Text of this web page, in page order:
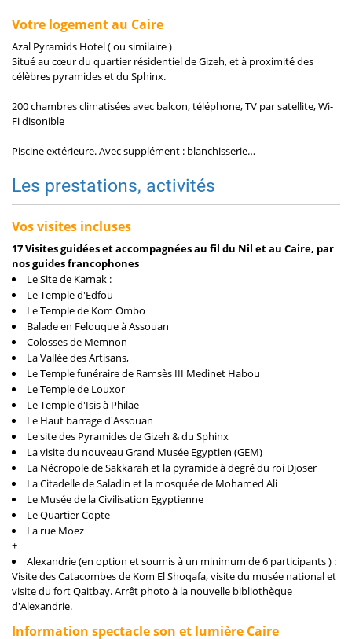
Votre logement au Caire
Azal Pyramids Hotel ( ou similaire )
Situé au cœur du quartier résidentiel de Gizeh, et à proximité des
célèbres pyramides et du Sphinx.
200 chambres climatisées avec balcon, téléphone, TV par satellite, Wi-
Fi disonible
Piscine extérieure. Avec supplément : blanchisserie…
Les prestations, activités
Vos visites incluses
17 Visites guidées et accompagnées au fil du Nil et au Caire, par
nos guides francophones
Le Site de Karnak :
Le Temple d'Edfou
Le Temple de Kom Ombo
Balade en Felouque à Assouan
Colosses de Memnon
La Vallée des Artisans,
Le Temple funéraire de Ramsès III Medinet Habou
Le Temple de Louxor
Le Temple d'Isis à Philae
Le Haut barrage d'Assouan
Le site des Pyramides de Gizeh & du Sphinx
La visite du nouveau Grand Musée Egyptien (GEM)
La Nécropole de Sakkarah et la pyramide à degré du roi Djoser
La Citadelle de Saladin et la mosquée de Mohamed Ali
Le Musée de la Civilisation Egyptienne
Le Quartier Copte
La rue Moez
+
Alexandrie (en option et soumis à un minimum de 6 participants ) :
Visite des Catacombes de Kom El Shoqafa, visite du musée national et
visite du fort Qaitbay. Arrêt photo à la nouvelle bibliothèque
d'Alexandrie.
Information spectacle son et lumière Caire